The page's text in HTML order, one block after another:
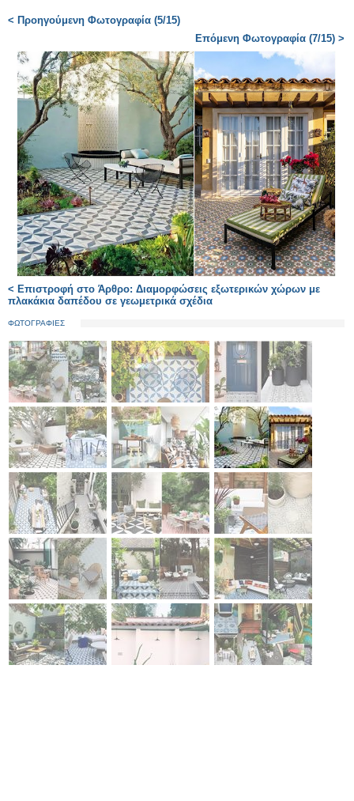
< Προηγούμενη Φωτογραφία (5/15)
Επόμενη Φωτογραφία (7/15) >
< Επιστροφή στο Άρθρο: Διαμορφώσεις εξωτερικών χώρων με
πλακάκια δαπέδου σε γεωμετρικά σχέδια
ΦΩΤΟΓΡΑΦΙΕΣ